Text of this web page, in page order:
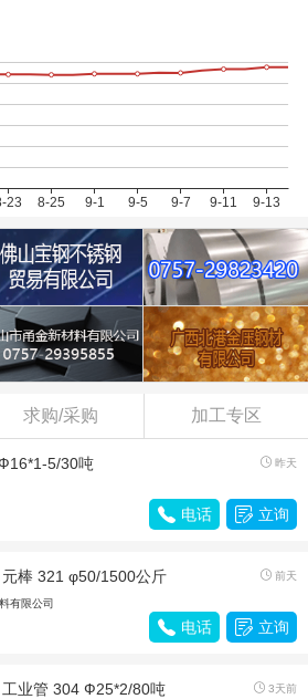
求购/采购 加工专区
5/30吨  昨天
 电话  立询
棒 321 φ50/1500公斤  前天
有限公司
 电话  立询
业管 304 Ф25*2/80吨  3天前